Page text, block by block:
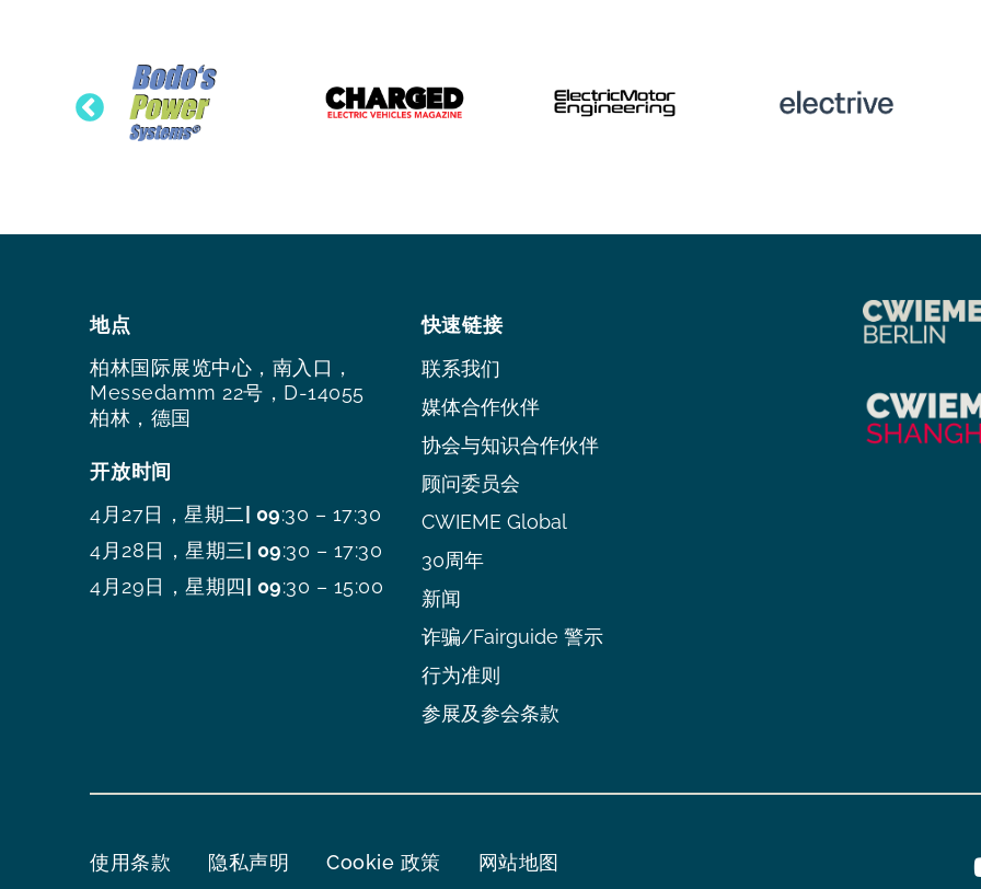
地点
柏林国际展览中心，南入口，
Messedamm 22号，D-14055
柏林，德国
开放时间
4月27日，星期二 | 09:30 – 17:30
4月28日，星期三 | 09:30 – 17:30
4月29日，星期四 | 09:30 – 15:00
快速链接
联系我们
媒体合作伙伴
协会与知识合作伙伴
顾问委员会
CWIEME Global
30周年
新闻
诈骗/Fairguide 警示
行为准则
参展及参会条款
使用条款 隐私声明 Cookie 政策 网站地图